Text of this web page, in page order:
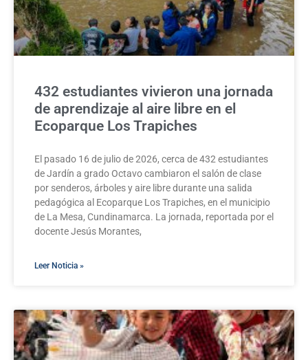
432 estudiantes vivieron una jornada
de aprendizaje al aire libre en el
Ecoparque Los Trapiches
El pasado 16 de julio de 2026, cerca de 432 estudiantes
de Jardín a grado Octavo cambiaron el salón de clase
por senderos, árboles y aire libre durante una salida
pedagógica al Ecoparque Los Trapiches, en el municipio
de La Mesa, Cundinamarca. La jornada, reportada por el
docente Jesús Morantes,
Leer Noticia »